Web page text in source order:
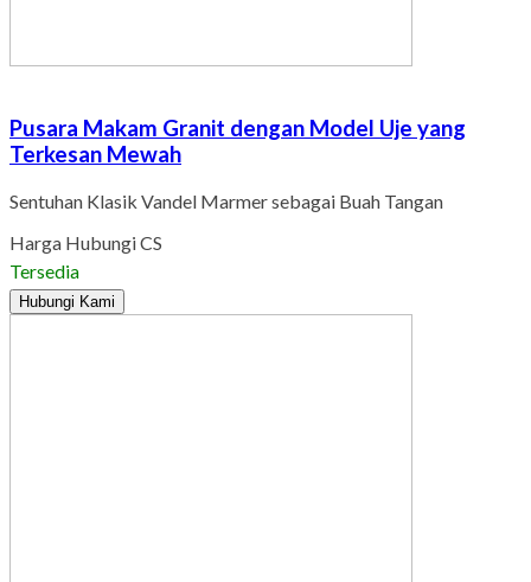
Pusara Makam Granit dengan Model Uje yang
Terkesan Mewah
Sentuhan Klasik Vandel Marmer sebagai Buah Tangan
Harga Hubungi CS
Tersedia
Hubungi Kami